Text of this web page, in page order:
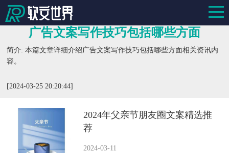
广告文案写作技巧包括哪些方面
简介: 本篇文章详细介绍广告文案写作技巧包括哪些方面相关资讯内
容。
[2024-03-25 20:20:44]
2024年父亲节朋友圈文案精选推
荐
2024-03-11